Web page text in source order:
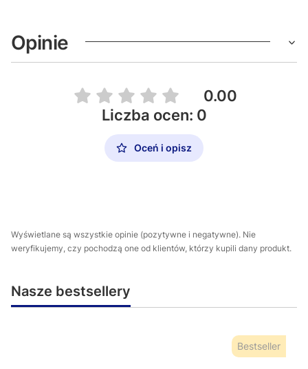
Opinie
0.00
Liczba ocen: 0
Oceń i opisz
Wyświetlane są wszystkie opinie (pozytywne i negatywne). Nie
weryfikujemy, czy pochodzą one od klientów, którzy kupili dany produkt.
Nasze bestsellery
Bestseller